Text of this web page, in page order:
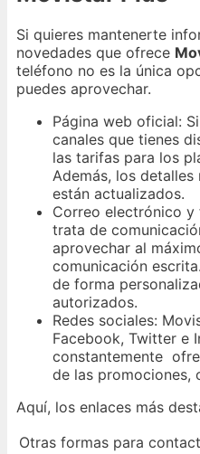
Si quieres mantenerte
novedades que ofrece
teléfono no es la única
puedes aprovechar.
Página web oficial:
canales que tienes
las tarifas para los
Además, los detalles
están actualizados.
Correo electrónico y
trata de
aprovechar al
comunicación
de forma
autorizados.
Redes sociales:
Facebook, Twitter e
constantemente
de las promociones,
Aquí, los enlaces más
Otras formas para